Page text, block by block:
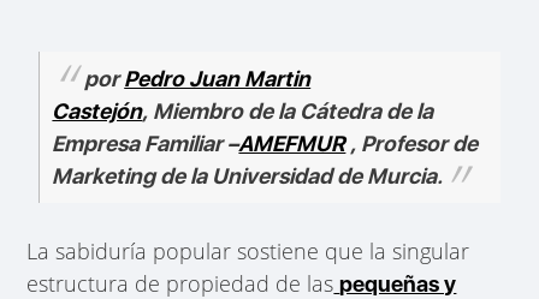
porPedro Juan Martin
Castejón, Miembro de la Cátedra de la
Empresa Familiar –AMEFMUR, Profesor de
Marketing de la Universidad de Murcia.
La sabiduría popular sostiene que la singular
estructura de propiedad de las pequeñas y